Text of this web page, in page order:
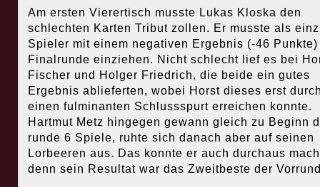
Am ersten Vierertisch musste Lukas Kloska den
schlechten Karten Tribut zollen. Er musste als
Spieler mit einem negativen Ergebnis (-46
Finalrunde einziehen. Nicht schlecht lief es bei
Fischer und Holger Friedrich, die beide ein gutes
Ergebnis ablieferten, wobei Horst dieses erst
einen fulminanten Schlussspurt erreichen konnte.
Hartmut Metz hingegen gewann gleich zu Beginn
runde 6 Spiele, ruhte sich danach aber auf seinen
Lorbeeren aus. Das konnte er auch durchaus
denn sein Resultat war das Zweitbeste der